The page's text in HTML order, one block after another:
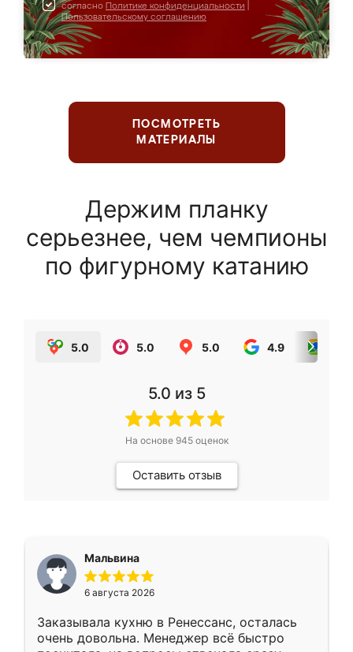
согласно Политике конфиденциальности
Пользовательскому соглашению
ПОСМОТРЕТЬ
МАТЕРИАЛЫ
Держим планку
серьезнее, чем чемпионы
по фигурному катанию
5.0 5.0 5.0 4.9
5.0 из 5
На основе 945оценок
Оставить отзыв
Мальвина
6 августа 2026
Заказывала кухню в Ренессанс, осталась
очень довольна. Менеджер всё быстро